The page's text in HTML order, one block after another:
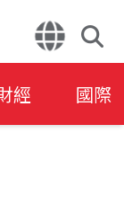
經 國際